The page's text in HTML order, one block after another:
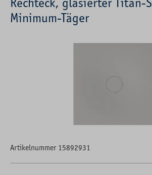
Rechteck, glasierter Titan-
Minimum-Täger
Artikelnummer 15892931